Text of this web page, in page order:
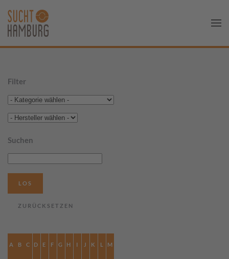
Filter
Suchen
A B C D E F G H I J K L M